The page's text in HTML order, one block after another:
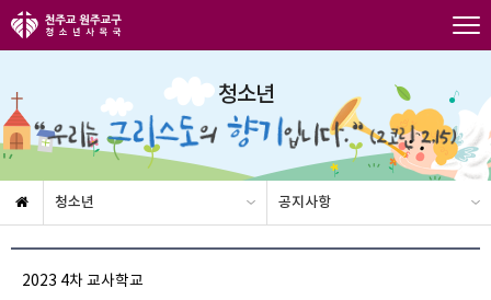
청소년
청소년 공지사항
2023 4차 교사학교